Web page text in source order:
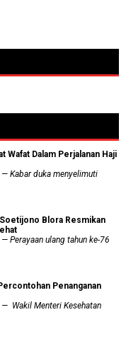
Wafat Dalam Perjalanan Haji
Kabar duka menyelimuti
Soetijono Blora Resmikan
Perayaan ulang tahun ke-76
Penanganan
Wakil Menteri Kesehatan